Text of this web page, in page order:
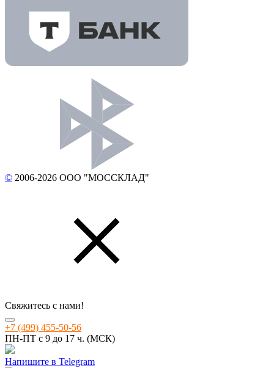
© 2006-2026 ООО "МОССКЛАД"
Свяжитесь с нами!
+7 (499) 455-50-56
ПН-ПТ с 9 до 17 ч. (МСК)
Напишите в Telegram